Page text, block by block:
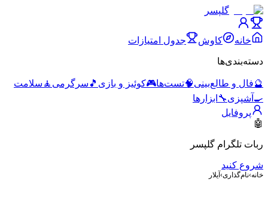
گلپسر
خانه کاوش جدول امتیازات
دسته‌بندی‌ها
🔮فال و طالع‌بینی🧠تست‌ها🎮کوئیز و بازی 🎵 سرگرمی 🧘 سلامت
🍳 آشپزی🔧 ابزارها
پروفایل
🤖
ربات تلگرام گلپسر
شروع کنید
خانه›نام‌گذاری› آیلار